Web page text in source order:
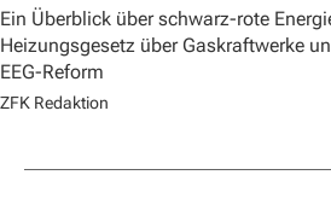
Ein Überblick über schwarz-rote
Heizungsgesetz über Gaskraftwerke
EEG-Reform
ZFK Redaktion